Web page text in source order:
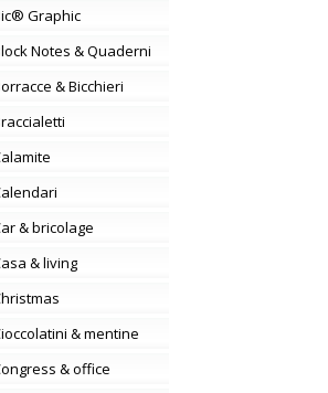
Bic® Graphic
Block Notes & Quaderni
Borracce & Bicchieri
braccialetti
Calamite
calendari
car & bricolage
casa & living
christmas
cioccolatini & mentine
congress & office